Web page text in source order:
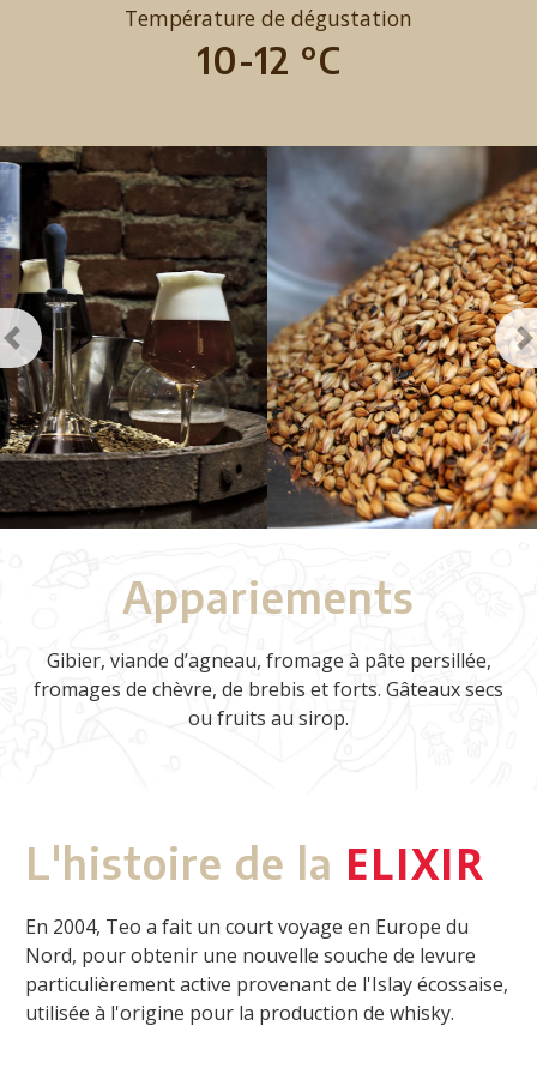
Température de dégustation
10-12 °C
Previous
Appariements
Gibier, viande d’agneau, fromage à pâte persillée,
fromages de chèvre, de brebis et forts. Gâteaux secs
ou fruits au sirop.
L'histoire de la ELIXIR
En 2004, Teo a fait un court voyage en Europe du
Nord, pour obtenir une nouvelle souche de levure
particulièrement active provenant de l'Islay écossaise,
utilisée à l'origine pour la production de whisky.